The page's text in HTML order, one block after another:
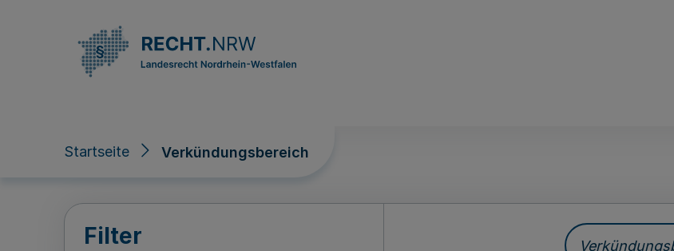
Startseite Verkündungsbereich
Verkündungsbereich
Filter